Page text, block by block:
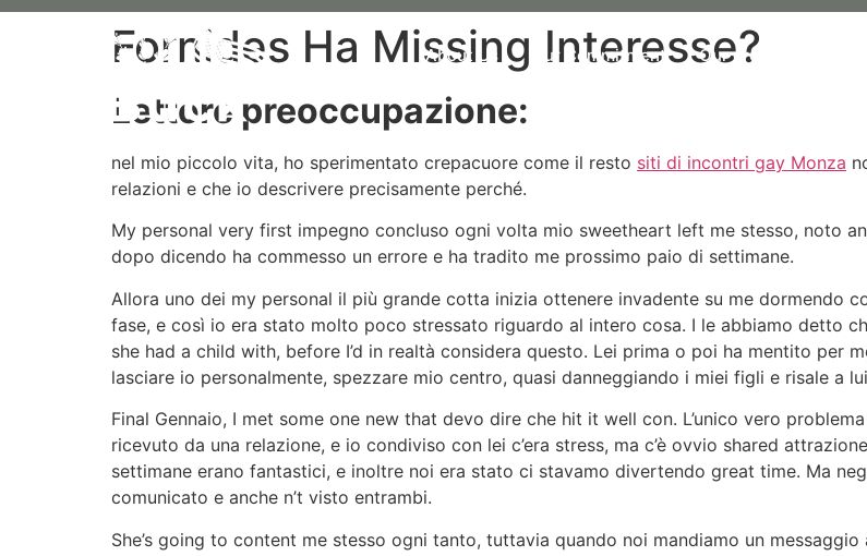
About Us Our Commitment Our organic Lavender
Fornides Ha Missing Interesse?
Lettore preoccupazione:
nel mio piccolo vita, ho sperimentato crepacuore come il resto siti di incontri gay Monza
relazioni e che io descrivere precisamente perché.
My personal very first impegno concluso ogni volta mio sweetheart left me stesso, noto
dopo dicendo ha commesso un errore e ha tradito me prossimo paio di settimane.
Allora uno dei my personal il più grande cotta inizia ottenere invadente su me dormendo
fase, e così io era stato molto poco stressato riguardo al intero cosa. I le abbiamo detto
she had a child with, before I’d in realtà considera questo. Lei prima o poi ha mentito per
lasciare io personalmente, spezzare mio centro, quasi danneggiando i miei figli e risale a
Final Gennaio, I met some one new that devo dire che hit it well con. L’unico vero
ricevuto da una relazione, e io condiviso con lei c’era stress, ma c’è ovvio shared
settimane erano fantastici, e inoltre noi era stato ci stavamo divertendo great time. Ma
comunicato e anche n’t visto entrambi.
She’s going to content me stesso ogni tanto, tuttavia quando noi mandiamo un messaggio